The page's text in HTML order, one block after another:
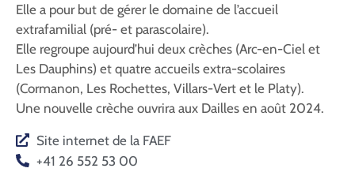
Découvrir
Emplois
Contact
Elle a pour but de gérer le domaine de l’accueil
extrafamilial (pré- et parascolaire).
Elle regroupe aujourd’hui deux crèches (Arc-en-Ciel et
Les Dauphins) et quatre accueils extra-scolaires
(Cormanon, Les Rochettes, Villars-Vert et le Platy).
Une nouvelle crèche ouvrira aux Dailles en août 2024.
Site internet de la FAEF
+41 26 552 53 00